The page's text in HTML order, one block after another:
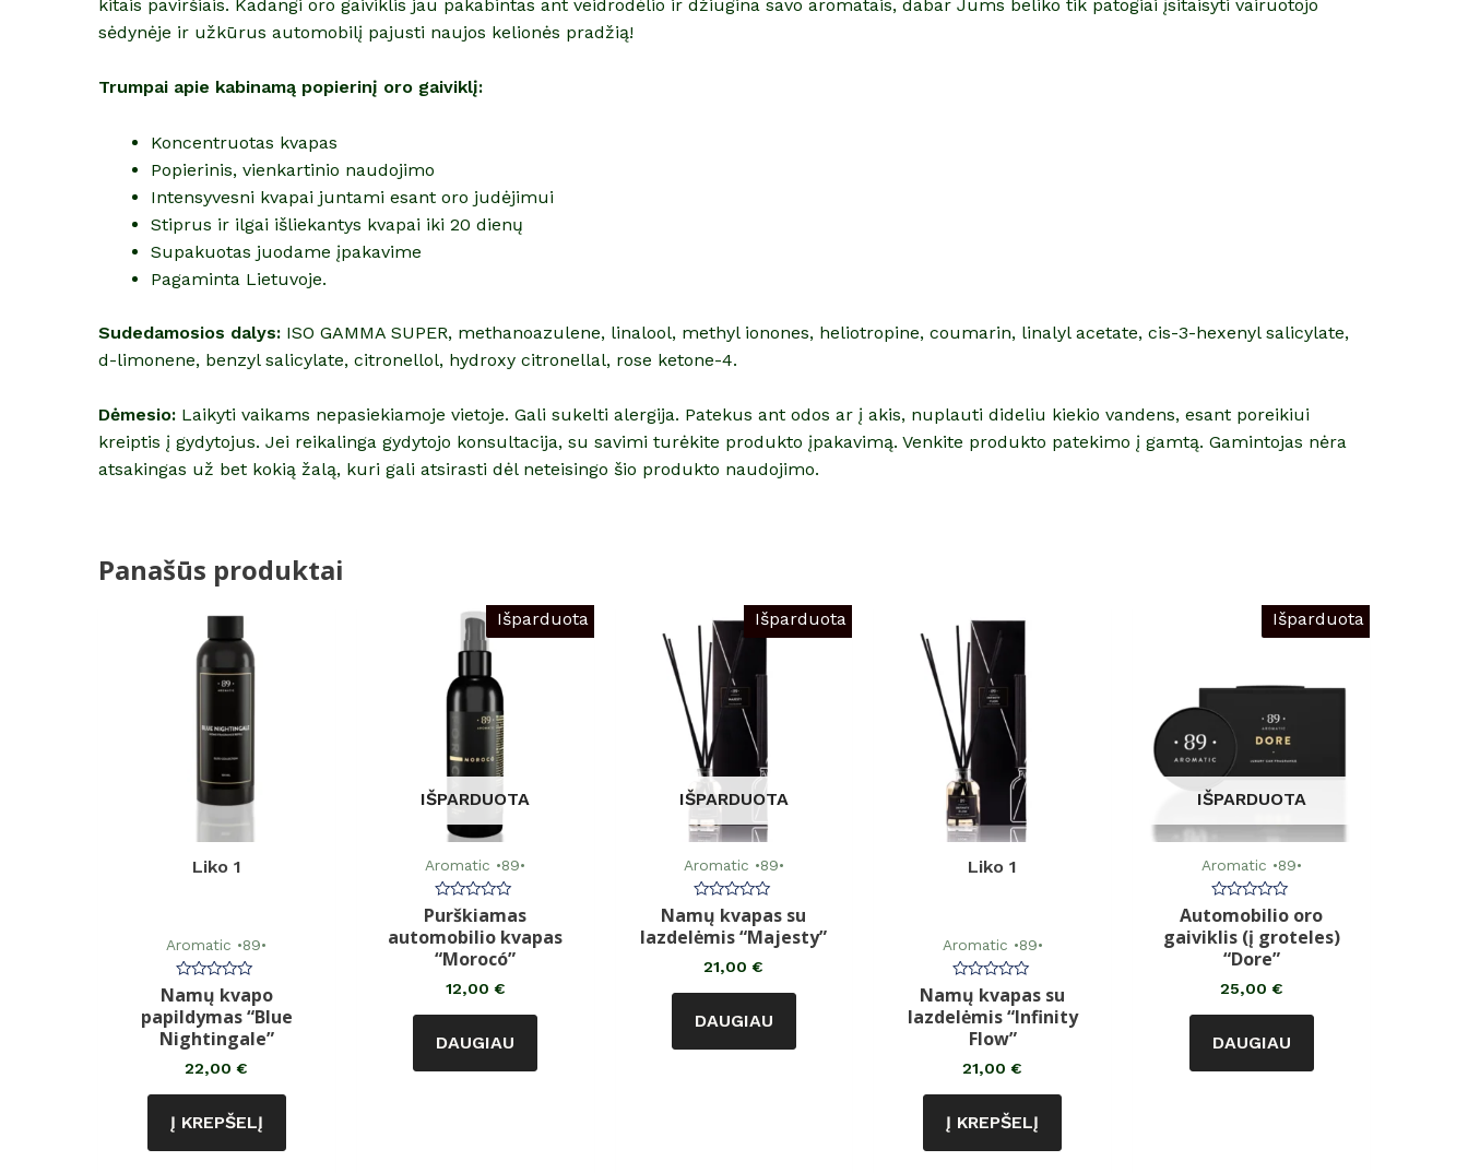
kitais paviršiais. Kadangi oro gaiviklis jau pakabintas ant veidrodėlio ir džiugina savo aromatais, dabar Jums beliko tik patogiai įsitaisyti vairuotojo
sėdynėje ir užkūrus automobilį pajusti naujos kelionės pradžią!
Trumpai apie kabinamą popierinį oro gaiviklį:
Koncentruotas kvapas
Popierinis, vienkartinio naudojimo
Intensyvesni kvapai juntami esant oro judėjimui
Stiprus ir ilgai išliekantys kvapai iki 20 dienų
Supakuotas juodame įpakavime
Pagaminta Lietuvoje.
Sudedamosios dalys: ISO GAMMA SUPER, methanoazulene, linalool, methyl ionones, heliotropine, coumarin, linalyl acetate, cis-3-hexenyl salicylate,
d-limonene, benzyl salicylate, citronellol, hydroxy citronellal, rose ketone-4.
Dėmesio: Laikyti vaikams nepasiekiamoje vietoje. Gali sukelti alergija. Patekus ant odos ar į akis, nuplauti dideliu kiekio vandens, esant poreikiui
kreiptis į gydytojus. Jei reikalinga gydytojo konsultacija, su savimi turėkite produkto įpakavimą. Venkite produkto patekimo į gamtą. Gamintojas nėra
atsakingas už bet kokią žalą, kuri gali atsirasti dėl neteisingo šio produkto naudojimo.
Panašūs produktai
Liko 1
Aromatic •89•
Įvertinimas:
0
iš
5
Namų kvapo
papildymas “Blue
Nightingale”
22,00€
Į KREPŠELĮ
Išparduota
IŠPARDUOTA
Aromatic •89•
Įvertinimas:
0
iš
5
Purškiamas
automobilio kvapas
“Morocó”
12,00 €
DAUGIAU
Išparduota
IŠPARDUOTA
Aromatic •89•
Įvertinimas:
0
iš
Namų kvapas su
lazdelėmis “Majesty”
21,00€
DAUGIAU
Liko 1
Aromatic •89•
Įvertinimas:
0
iš
Namų kvapas su
lazdelėmis “Infinity
Flow”
21,00€
Į KREPŠELĮ
Išparduota
IŠPARDUOTA
Aromatic •89•
Įvertinimas:
0
iš
Automobilio oro
gaiviklis (į groteles)
“Dore”
25,00 €
DAUGIAU